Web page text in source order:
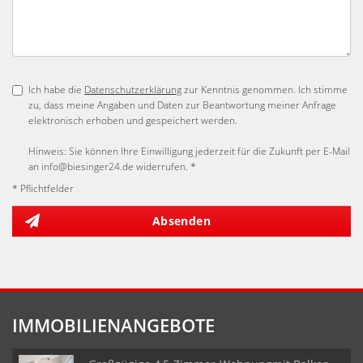
Ich habe die Datenschutzerklärungzur Kenntnis genommen. Ich stimme
zu, dass meine Angaben und Daten zur Beantwortung meiner Anfrage
elektronisch erhoben und gespeichert werden.
Hinweis: Sie können Ihre Einwilligung jederzeit für die Zukunft per E-Mail
an info@biesinger24.de widerrufen. *
* Pflichtfelder
Absenden
IMMOBILIENANGEBOTE